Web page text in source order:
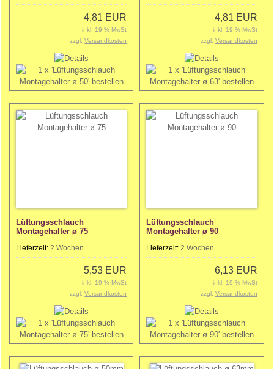
4,81 EUR
inkl. 19 % MwSt
zzgl.Versandkosten
4,81 EUR
inkl. 19 % MwSt
zzgl. Versandkosten
Lüftungsschlauch
Montagehalter ø 75
Lieferzeit: 2 Wochen
5,53 EUR
inkl. 19 % MwSt
zzgl.Versandkosten
Lüftungsschlauch
Montagehalter ø 90
Lieferzeit:2 Wochen
6,13 EUR
inkl. 19 % MwSt
zzgl. Versandkosten